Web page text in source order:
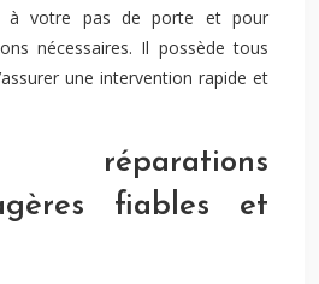
à votre pas de porte et pour
nécessaires. Il possède tous
une intervention rapide et
fiables et